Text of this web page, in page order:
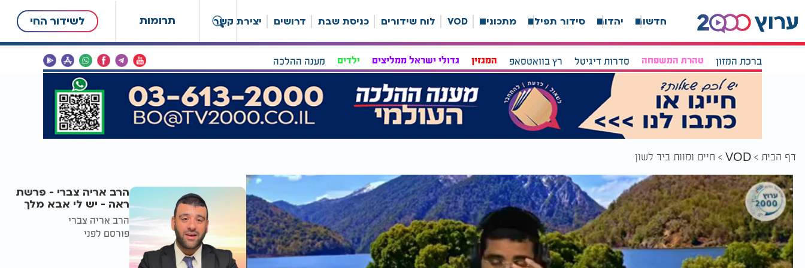
תרומות לשידור החי חדשות יהדות סידור תפילה מתכונים VOD לוח שידורים כניסת שבת דרושים יצירת קשר
ברכת המזון טהרת המשפחה סדרות דיגיטל רץ בוואטסאפ המגזין גדולי ישראל ממליצים ילדים מענה ההלכה
דף הבית VOD חיים ומוות ביד לשון
הרב אריה צברי - פרשת
ראה - יש לי אבא מלך
הרב אריה צברי
פורסם לפני